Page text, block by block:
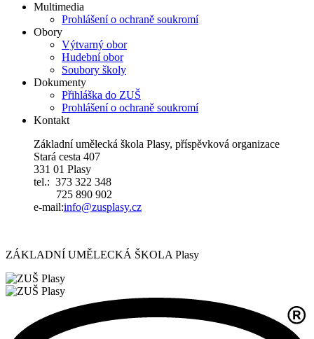
Multimedia
Prohlášení o ochraně soukromí
Obory
Výtvarný obor
Hudební obor
Soubory školy
Dokumenty
Přihláška do ZUŠ
Prohlášení o ochraně soukromí
Kontakt
Základní umělecká škola Plasy, příspěvková organizace
Stará cesta 407
331 01 Plasy
tel.: 373 322 348
725 890 902
e-mail:info@zusplasy.cz
ZÁKLADNÍ UMĚLECKÁ ŠKOLA Plasy